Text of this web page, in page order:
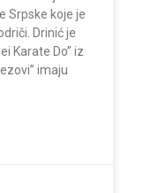
Srpske koje je
Drinić je
Karate Do” iz
imaju